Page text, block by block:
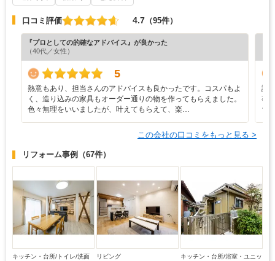
口コミ評価 4.7 （95件）
『プロとしての的確なアドバイス』が良かった
（40代／女性）
5
熱意もあり、担当さんのアドバイスも良かったです。コスパもよ
く、造り込みの家具もオーダー通りの物を作ってもらえました。
色々無理をいいましたが、叶えてもらえて、楽…
設
事
ち
この会社の口コミをもっと見る >
リフォーム事例 （67件）
キッチン・台所/トイレ/洗面
リビング
キッチン・台所/浴室・ユニッ